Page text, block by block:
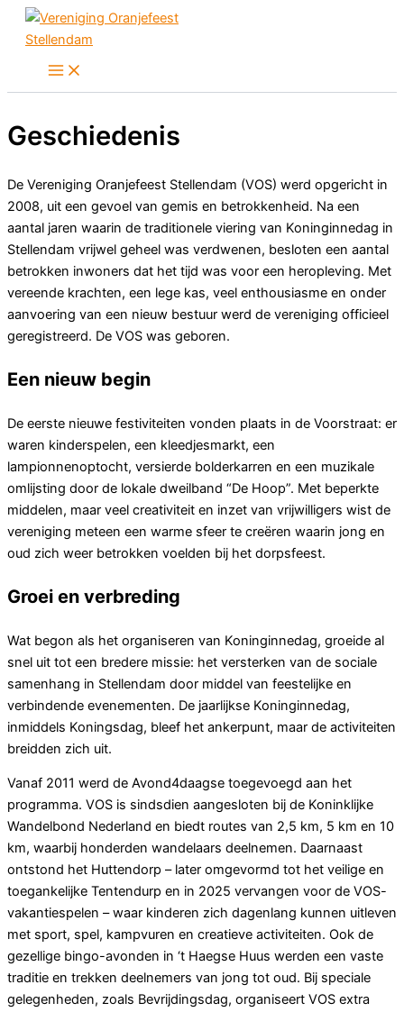
naar
Geschiedenis
De Vereniging Oranjefeest Stellendam (VOS) werd opgericht in
2008, uit een gevoel van gemis en betrokkenheid. Na een
aantal jaren waarin de traditionele viering van Koninginnedag in
Stellendam vrijwel geheel was verdwenen, besloten een aantal
betrokken inwoners dat het tijd was voor een heropleving. Met
vereende krachten, een lege kas, veel enthousiasme en onder
aanvoering van een nieuw bestuur werd de vereniging officieel
geregistreerd. De VOS was geboren.
Een nieuw begin
De eerste nieuwe festiviteiten vonden plaats in de Voorstraat: er
waren kinderspelen, een kleedjesmarkt, een
lampionnenoptocht, versierde bolderkarren en een muzikale
omlijsting door de lokale dweilband “De Hoop”. Met beperkte
middelen, maar veel creativiteit en inzet van vrijwilligers wist de
vereniging meteen een warme sfeer te creëren waarin jong en
oud zich weer betrokken voelden bij het dorpsfeest.
Groei en verbreding
Wat begon als het organiseren van Koninginnedag, groeide al
snel uit tot een bredere missie: het versterken van de sociale
samenhang in Stellendam door middel van feestelijke en
verbindende evenementen. De jaarlijkse Koninginnedag,
inmiddels Koningsdag, bleef het ankerpunt, maar de activiteiten
breidden zich uit.
Vanaf 2011 werd de Avond4daagse toegevoegd aan het
programma. VOS is sindsdien aangesloten bij de Koninklijke
Wandelbond Nederland en biedt routes van 2,5 km, 5 km en 10
km, waarbij honderden wandelaars deelnemen. Daarnaast
ontstond het Huttendorp – later omgevormd tot het veilige en
toegankelijke Tentendurp en in 2025 vervangen voor de VOS-
vakantiespelen – waar kinderen zich dagenlang kunnen uitleven
met sport, spel, kampvuren en creatieve activiteiten. Ook de
gezellige bingo-avonden in ‘t Haegse Huus werden een vaste
traditie en trekken deelnemers van jong tot oud. Bij speciale
gelegenheden, zoals Bevrijdingsdag, organiseert VOS extra